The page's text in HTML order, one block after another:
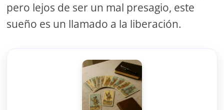
pero lejos de ser un mal presagio, este
sueño es un llamado a la liberación.